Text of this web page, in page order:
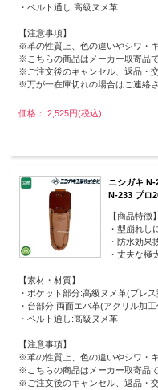
・ベルト通し:高級ヌメ革
【注意事項】
※革の性質上、色の違いやシワ・
※こちらの商品はメーカー取寄品で
※ご注文後のキャンセル、返品・
※万が一在庫切れの場合はご連絡
価格： 2,525円(税込)
ニシガキ
N-233 プロ
【商品特徴】
・型崩れし
・防水効果
・丈夫な極
【素材・材質】
・ポケット部分:高級ヌメ革(プレ
・台部分:両面エバ革(アクリル加工
・ベルト通し:高級ヌメ革
【注意事項】
※革の性質上、色の違いやシワ・
※こちらの商品はメーカー取寄品で
※ご注文後のキャンセル、返品・